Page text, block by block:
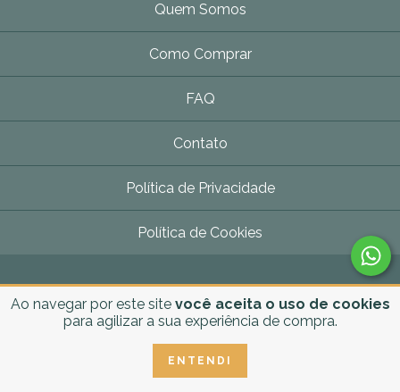
Ao navegar por este site você aceita o uso de cookies
para agilizar a sua experiência de compra.
ENTENDI
Quem Somos
Como Comprar
FAQ
Contato
Política de Privacidade
Política de Cookies
Formas de pagamento